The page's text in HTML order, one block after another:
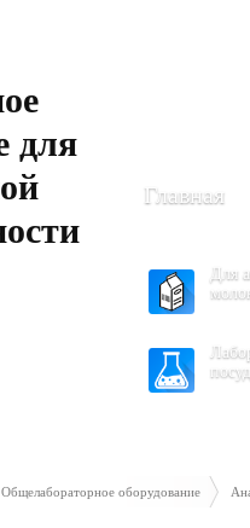
Главная
Для
Общелабораторное оборудование